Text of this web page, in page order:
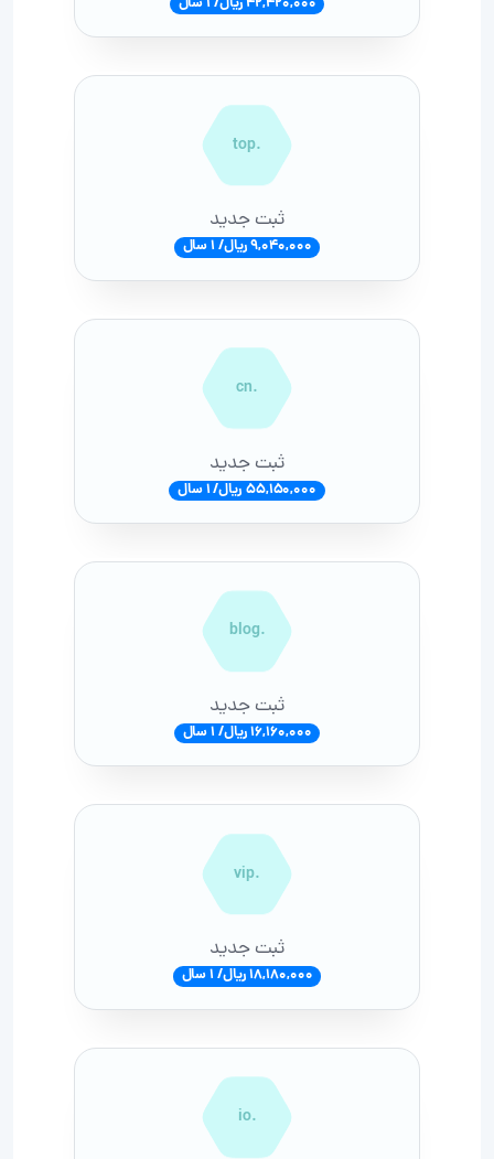
.top
ثبت جدید
9,040,000 ریال/ 1 سال
.cn
ثبت جدید
55,150,000 ریال/ 1 سال
.blog
ثبت جدید
16,160,000 ریال/ 1 سال
.vip
ثبت جدید
18,180,000 ریال/ 1 سال
.io